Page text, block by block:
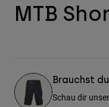
MTB
Brauchst
Schau dir